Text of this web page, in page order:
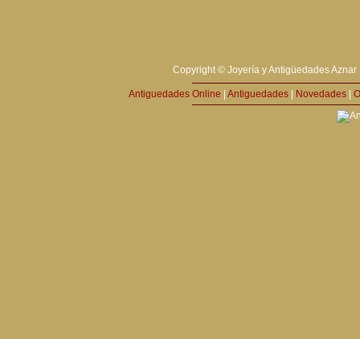
Copyright © Joyería y Antigüedades
Antiguedades Online Antiguedades Novedades